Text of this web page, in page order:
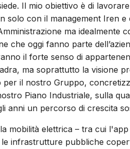
Il mio obiettivo è di
solo con il management Iren e
ma idealmente
che oggi fanno parte
il forte senso di
ma soprattutto la visione
per il nostro Gruppo,
Piano Industriale, sulla
anni un percorso di crescita
mobilità elettrica – tra cui
infrastrutture pubbliche